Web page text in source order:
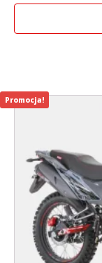
wynosiła:
Promocja!